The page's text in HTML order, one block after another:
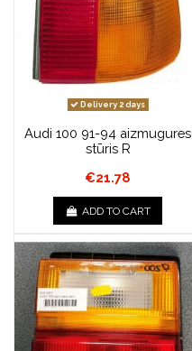
Delivery 2 days
Audi 100 91-94 aizmugures
stūris R
€21.78
ADD TO CART